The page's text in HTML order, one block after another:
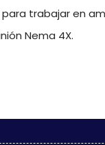
para trabajar en
Nema 4X.